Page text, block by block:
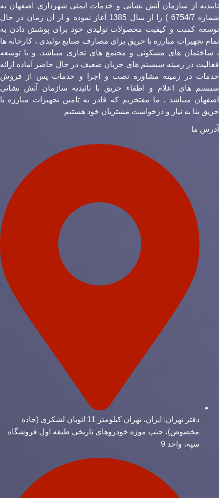
از سازمان آتش نشانی و خدمات ایمنی شهرداری اصفهان به
شماره 6754/7 ) را از سال 1385 آغاز نموده و از آن زمان در حال
کمیت و کیفیت محصولات تولیدی خود برای پوشش دادن به
تجهیزات مبارزه با حریق برای مصارف صنایع تولیدی ، کارخانه ها
ساختمان های مسکونی و مجتمع های تجاری میباشد. و با توسعه
در زمینه سیستم های جریان ضعیف در حال حاضر آماده ارائه
در زمینه مشاوره نصب و اجرا و خدمات پس از فروش
های اعلام و اطفاء حریق با تائیدیه سازمان آتش نشانی
میباشد . ما مفتخریم که قادر به تامین تجهیزات مبارزه با
بنا به نیاز و درخواست مشتریان خود هستیم
ما
دفتر تهران: ایران، تهران کیلومتر 11 اتوبان لشکری (جاده
مخصوص)، جنب موزه خودروهای تاریخی طبقه اول فروشگاه
سپه، واحد 9